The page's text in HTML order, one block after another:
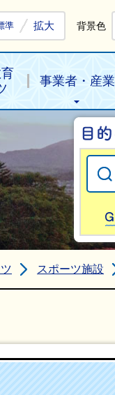
準 拡大 背景色
事業者・産業
スポーツ施設